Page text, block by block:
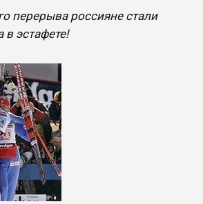
перерыва россияне стали
эстафете!